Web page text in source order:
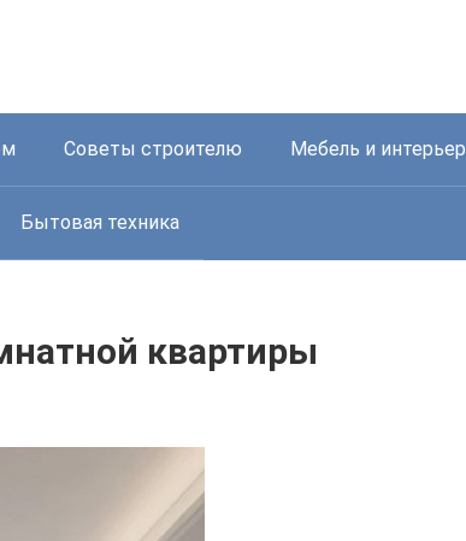
Советы строителю Мебель и интерьер
Бытовая техника
квартиры